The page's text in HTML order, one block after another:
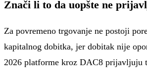
Znači li to da uopšte ne
Za povremeno trgovanje ne postoji
kapitalnog dobitka, jer dobitak nije
2026 platforme kroz DAC8 prijavljuju